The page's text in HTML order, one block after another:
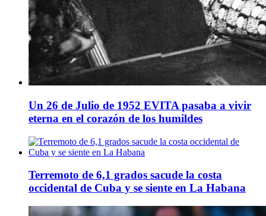
Un 26 de Julio de 1952 EVITA pasaba a vivir
eterna en el corazón de los humildes
Terremoto de 6,1 grados sacude la costa
occidental de Cuba y se siente en La Habana